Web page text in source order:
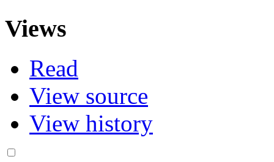
Views
Read
View source
View history